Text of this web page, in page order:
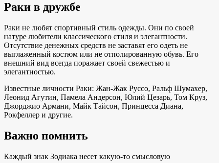
Раки в дружбе
Раки не любят спортивный стиль одежды. Они по своей
натуре любители классического стиля и элегантности.
Отсутствие денежных средств не заставят его одеть не
выглаженный костюм или не отполированную обувь. Его
внешний вид всегда поражает своей свежестью и
элегантностью.
Известные личности Раки: Жан-Жак Руссо, Ральф Шумахер,
Леонид Агутин, Памела Андерсон, Юлий Цезарь, Том Круз,
Джорджио Армани, Майк Тайсон, Принцесса Диана,
Рокфеллер и другие.
Важно помнить
Каждый знак Зодиака несет какую-то смысловую